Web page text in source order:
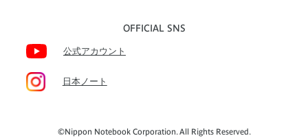
OFFICIAL SNS
公式アカウント
日本ノート
©Nippon Notebook Corporation. All Rights Reserved.